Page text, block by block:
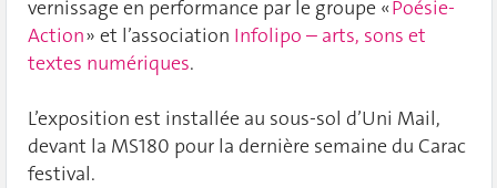
vernissage en performance par le groupe «Poésie-
Action» et l’association Infolipo – arts, sons et
textes numériques.
L’exposition est installée au sous-sol d’Uni Mail,
devant la MS180 pour la dernière semaine du Carac
festival.